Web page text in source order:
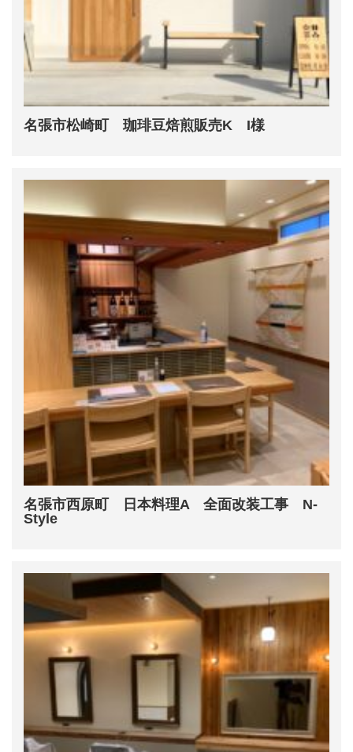
名張市松崎町 珈琲豆焙煎販売K I様
名張市西原町 日本料理A 全面改装工事 N-
Style